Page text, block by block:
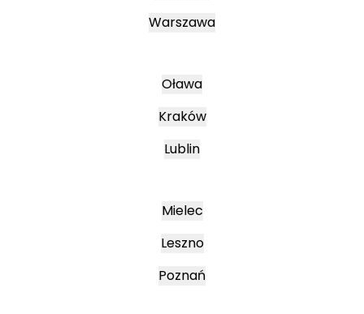
Warszawa
Oława
Kraków
Lublin
Mielec
Leszno
Poznań